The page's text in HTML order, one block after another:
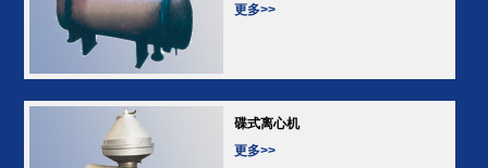
更多>>
碟式离心机
更多>>